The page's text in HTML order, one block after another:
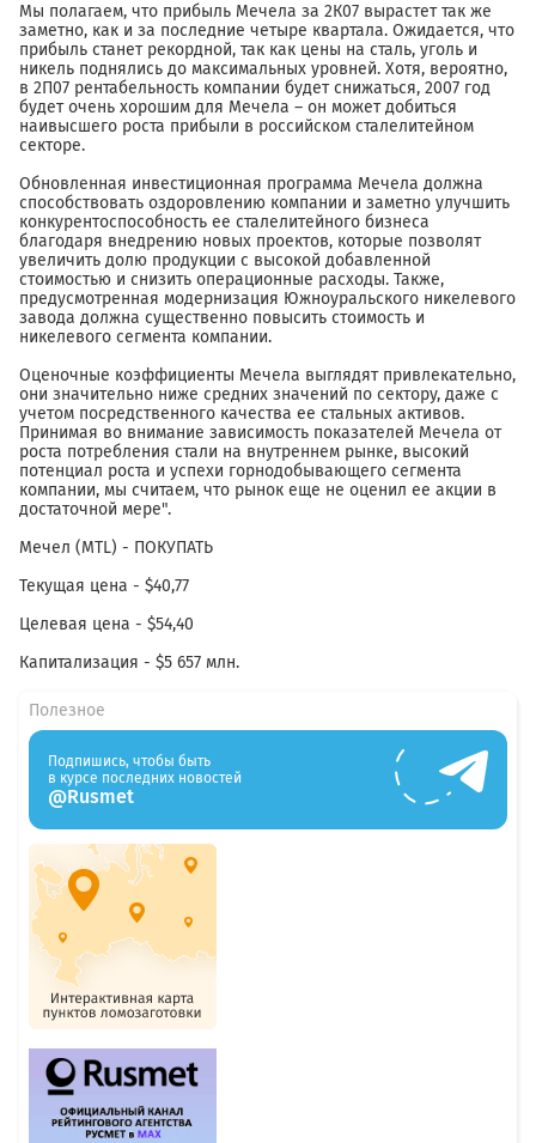
Мы полагаем, что прибыль Мечела за 2К07 вырастет так же
заметно, как и за последние четыре квартала. Ожидается, что
прибыль станет рекордной, так как цены на сталь, уголь и
никель поднялись до максимальных уровней. Хотя, вероятно,
в 2П07 рентабельность компании будет снижаться, 2007 год
будет очень хорошим для Мечела – он может добиться
наивысшего роста прибыли в российском сталелитейном
секторе.
Обновленная инвестиционная программа Мечела должна
способствовать оздоровлению компании и заметно улучшить
конкурентоспособность ее сталелитейного бизнеса
благодаря внедрению новых проектов, которые позволят
увеличить долю продукции с высокой добавленной
стоимостью и снизить операционные расходы. Также,
предусмотренная модернизация Южноуральского никелевого
завода должна существенно повысить стоимость и
никелевого сегмента компании.
Оценочные коэффициенты Мечела выглядят привлекательно,
они значительно ниже средних значений по сектору, даже с
учетом посредственного качества ее стальных активов.
Принимая во внимание зависимость показателей Мечела от
роста потребления стали на внутреннем рынке, высокий
потенциал роста и успехи горнодобывающего сегмента
компании, мы считаем, что рынок еще не оценил ее акции в
достаточной мере".
Мечел (MTL) - ПОКУПАТЬ
Текущая цена - $40,77
Целевая цена - $54,40
Капитализация - $5 657 млн.
Полезное
Подпишись, чтобы быть
в курсе последних новостей
@Rusmet